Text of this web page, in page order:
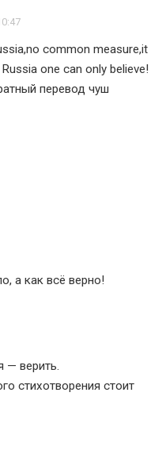
common measure,it
one can only believe!
перевод чуш
а как всё верно!
верить.
стихотворения стоит